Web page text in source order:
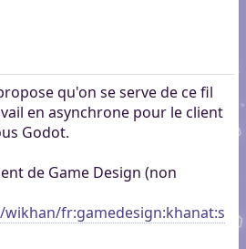
qu'on se serve de ce fil
en asynchrone pour le client
Godot.
de Game Design (non
fr:gamedesign:khanat:s